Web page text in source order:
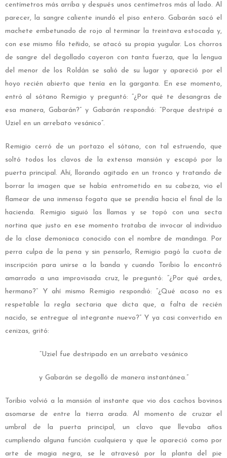
centímetros más arriba y después unos centímetros más al lado. Al
parecer, la sangre caliente inundó el piso entero. Gabarán sacó el
machete embetunado de rojo al terminar la treintava estocada y,
con ese mismo filo teñido, se atacó su propia yugular. Los chorros
de sangre del degollado cayeron con tanta fuerza, que la lengua
del menor de los Roldán se salió de su lugar y apareció por el
hoyo recién abierto que tenía en la garganta. En ese momento,
entró al sótano Remigio y preguntó: “¿Por qué te desangras de
esa manera, Gabarán?” y Gabarán respondió: “Porque destripé a
Uziel en un arrebato vesánico”.
Remigio cerró de un portazo el sótano, con tal estruendo, que
soltó todos los clavos de la extensa mansión y escapó por la
puerta principal. Ahí, llorando agitado en un tronco y tratando de
borrar la imagen que se había entrometido en su cabeza, vio el
flamear de una inmensa fogata que se prendía hacia el final de la
hacienda. Remigio siguió las llamas y se topó con una secta
nortina que justo en ese momento trataba de invocar al individuo
de la clase demoniaca conocido con el nombre de mandinga. Por
perra culpa de la pena y sin pensarlo, Remigio pagó la cuota de
inscripción para unirse a la banda y cuando Toribio lo encontró
amarrado a una improvisada cruz, le preguntó: “¿Por qué ardes,
hermano?” Y ahí mismo Remigio respondió: “¿Qué acaso no es
respetable la regla sectaria que dicta que, a falta de recién
nacido, se entregue al integrante nuevo?” Y ya casi convertido en
cenizas, gritó:
“Uziel fue destripado en un arrebato vesánico
y Gabarán se degolló de manera instantánea.”
Toribio volvió a la mansión al instante que vio dos cachos bovinos
asomarse de entre la tierra arada. Al momento de cruzar el
umbral de la puerta principal, un clavo que llevaba años
cumpliendo alguna función cualquiera y que le apareció como por
arte de magia negra, se le atravesó por la planta del pie